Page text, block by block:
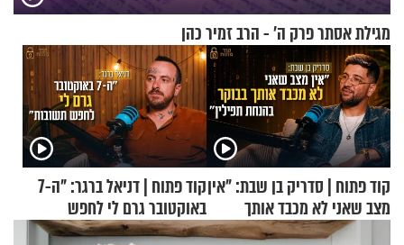
מגילת אסתר פרק ה’ - הרב זמיר כהן
קוד פתוח | סדריק בן שבת: "אין
מצב שאני לא מכבד אותך
בבוקר בהנחת תפילין"
קוד פתוח | דניאל ברגר: "ה-7
באוקטובר גרם לי לחפש
תשובות"